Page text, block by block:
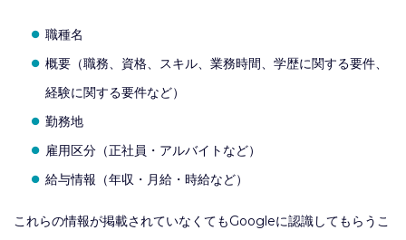
職種名
概要（職務、資格、スキル、業務時間、学歴に関する要件、
経験に関する要件など）
勤務地
雇用区分（正社員・アルバイトなど）
給与情報（年収・月給・時給など）
これらの情報が掲載されていなくてもGoogleに認識してもらうこ